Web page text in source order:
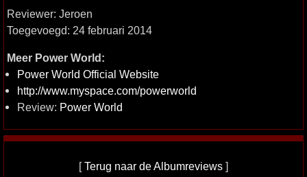
Reviewer: Jeroen
Toegevoegd: 24 februari 2014
Meer Power World:
Power World Official Website
http://www.myspace.com/powerworld
Review: Power World
[Terug naar de Albumreviews ]